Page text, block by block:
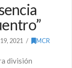
2021 MCR
división